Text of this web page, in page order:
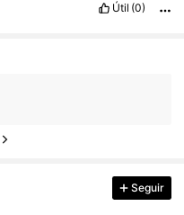
Útil (0)
Seguir